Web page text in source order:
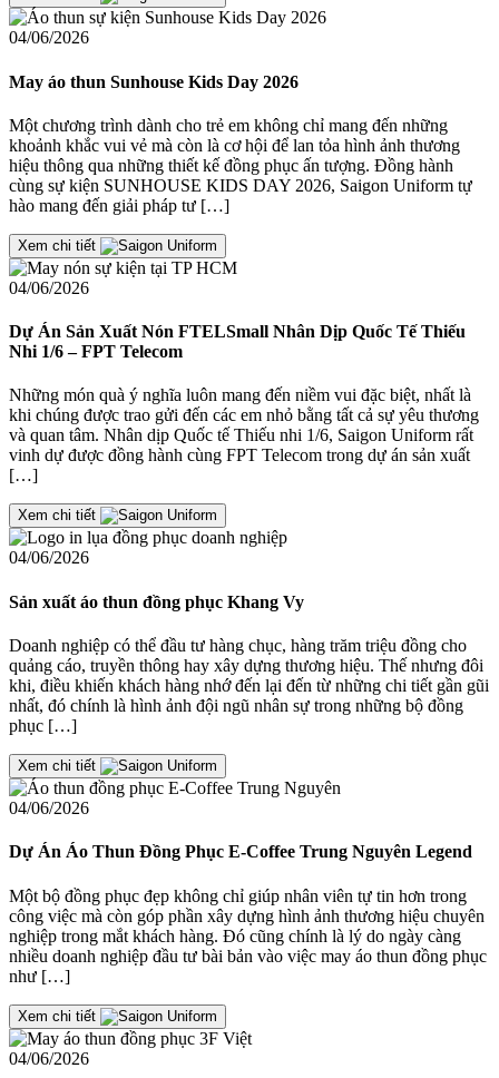
04/06/2026
May áo thun Sunhouse Kids Day 2026
Một chương trình dành cho trẻ em không chỉ mang đến những
khoảnh khắc vui vẻ mà còn là cơ hội để lan tỏa hình ảnh thương
hiệu thông qua những thiết kế đồng phục ấn tượng. Đồng hành
cùng sự kiện SUNHOUSE KIDS DAY 2026, Saigon Uniform tự
hào mang đến giải pháp tư […]
Xem chi tiết
04/06/2026
Dự Án Sản Xuất Nón FTELSmall Nhân Dịp Quốc Tế Thiếu
Nhi 1/6 – FPT Telecom
Những món quà ý nghĩa luôn mang đến niềm vui đặc biệt, nhất là
khi chúng được trao gửi đến các em nhỏ bằng tất cả sự yêu thương
và quan tâm. Nhân dịp Quốc tế Thiếu nhi 1/6, Saigon Uniform rất
vinh dự được đồng hành cùng FPT Telecom trong dự án sản xuất
[…]
Xem chi tiết
04/06/2026
Sản xuất áo thun đồng phục Khang Vy
Doanh nghiệp có thể đầu tư hàng chục, hàng trăm triệu đồng cho
quảng cáo, truyền thông hay xây dựng thương hiệu. Thế nhưng đôi
khi, điều khiến khách hàng nhớ đến lại đến từ những chi tiết gần gũi
nhất, đó chính là hình ảnh đội ngũ nhân sự trong những bộ đồng
phục […]
Xem chi tiết
04/06/2026
Dự Án Áo Thun Đồng Phục E-Coffee Trung Nguyên Legend
Một bộ đồng phục đẹp không chỉ giúp nhân viên tự tin hơn trong
công việc mà còn góp phần xây dựng hình ảnh thương hiệu chuyên
nghiệp trong mắt khách hàng. Đó cũng chính là lý do ngày càng
nhiều doanh nghiệp đầu tư bài bản vào việc may áo thun đồng phục
như […]
Xem chi tiết
04/06/2026